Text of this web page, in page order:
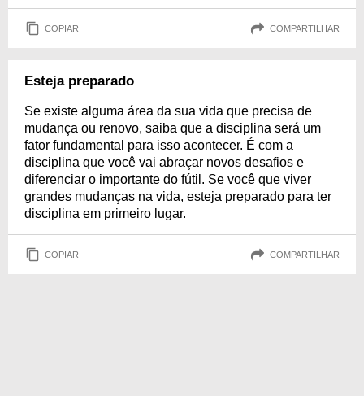
COPIAR COMPARTILHAR
Esteja preparado
Se existe alguma área da sua vida que precisa de
mudança ou renovo, saiba que a disciplina será um
fator fundamental para isso acontecer. É com a
disciplina que você vai abraçar novos desafios e
diferenciar o importante do fútil. Se você que viver
grandes mudanças na vida, esteja preparado para ter
disciplina em primeiro lugar.
COPIAR COMPARTILHAR